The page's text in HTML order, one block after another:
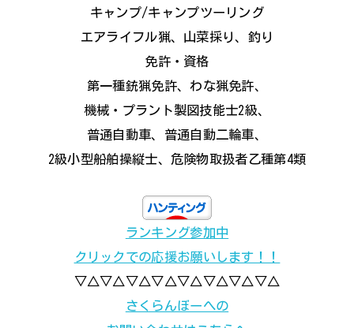
キャンプ/キャンプツーリング
エアライフル猟、山菜採り、釣り
免許・資格
第一種銃猟免許、わな猟免許、
機械・プラント製図技能士2級、
普通自動車、普通自動二輪車、
2級小型船舶操縦士、危険物取扱者乙種第4類
ランキング参加中
クリックでの応援お願いします！！
▽△▽△▽△▽△▽△▽△▽△▽△
さくらんぼーへの